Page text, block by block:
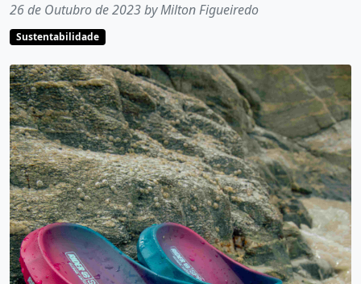
26 de Outubro de 2023 by Milton Figueiredo
Sustentabilidade